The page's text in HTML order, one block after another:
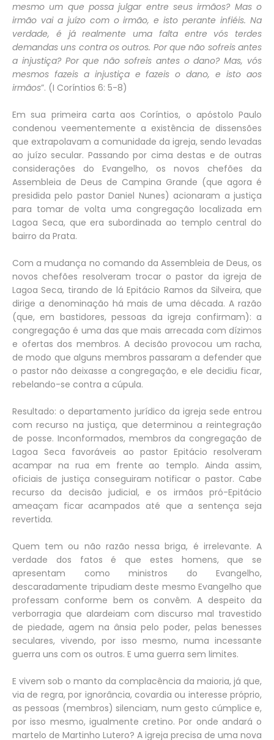
mesmo um que possa julgar entre seus irmãos? Mas o
irmão vai a juízo com o irmão, e isto perante infiéis. Na
verdade, é já realmente uma falta entre vós terdes
demandas uns contra os outros. Por que não sofreis antes
a injustiça? Por que não sofreis antes o dano? Mas, vós
mesmos fazeis a injustiça e fazeis o dano, e isto aos
irmãos”. (I Coríntios 6: 5-8)
Em sua primeira carta aos Coríntios, o apóstolo Paulo
condenou veementemente a existência de dissensões
que extrapolavam a comunidade da igreja, sendo levadas
ao juízo secular. Passando por cima destas e de outras
considerações do Evangelho, os novos chefões da
Assembleia de Deus de Campina Grande (que agora é
presidida pelo pastor Daniel Nunes) acionaram a justiça
para tomar de volta uma congregação localizada em
Lagoa Seca, que era subordinada ao templo central do
bairro da Prata.
Com a mudança no comando da Assembleia de Deus, os
novos chefões resolveram trocar o pastor da igreja de
Lagoa Seca, tirando de lá Epitácio Ramos da Silveira, que
dirige a denominação há mais de uma década. A razão
(que, em bastidores, pessoas da igreja confirmam): a
congregação é uma das que mais arrecada com dízimos
e ofertas dos membros. A decisão provocou um racha,
de modo que alguns membros passaram a defender que
o pastor não deixasse a congregação, e ele decidiu ficar,
rebelando-se contra a cúpula.
Resultado: o departamento jurídico da igreja sede entrou
com recurso na justiça, que determinou a reintegração
de posse. Inconformados, membros da congregação de
Lagoa Seca favoráveis ao pastor Epitácio resolveram
acampar na rua em frente ao templo. Ainda assim,
oficiais de justiça conseguiram notificar o pastor. Cabe
recurso da decisão judicial, e os irmãos pró-Epitácio
ameaçam ficar acampados até que a sentença seja
revertida.
Quem tem ou não razão nessa briga, é irrelevante. A
verdade dos fatos é que estes homens, que se
apresentam como ministros do Evangelho,
descaradamente tripudiam deste mesmo Evangelho que
professam conforme bem os convêm. A despeito da
verborragia que alardeiam com discurso mal travestido
de piedade, agem na ânsia pelo poder, pelas benesses
seculares, vivendo, por isso mesmo, numa incessante
guerra uns com os outros. E uma guerra sem limites.
E vivem sob o manto da complacência da maioria, já que,
via de regra, por ignorância, covardia ou interesse próprio,
as pessoas (membros) silenciam, num gesto cúmplice e,
por isso mesmo, igualmente cretino. Por onde andará o
martelo de Martinho Lutero? A igreja precisa de uma nova